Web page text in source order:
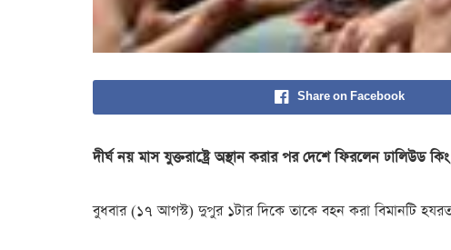
Share on Facebook
দীর্ঘ নয় মাস যুক্তরাষ্ট্রে অস্থান করার পর দেশে ফিরলেন ঢালিউড কিং
বুধবার (১৭ আগস্ট) দুপুর ১টার দিকে তাকে বহন করা বিমানটি